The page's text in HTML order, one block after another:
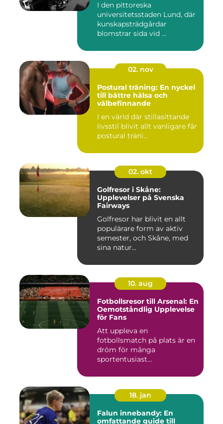
I den pittoreska
universitetsstaden Lund, där
kunskapsträdgårdar
blomstrar sida vid ...
02. nov
Postural träning: En nyckel
till bättre hälsa och
välbefinnande
I en värld där stillasittande
livsstil blivit allt vanligare får
postural träni...
02. okt
Golfresor i Skåne:
Upplevelser på Svenska
Fairways
Golfresor har blivit en allt
populärare form av aktiv
semester, och Skåne, med
sina natur...
10. aug
Fotbollsresor till Arsenal: En
Oemotståndlig Upplevelse
för Fans
Att uppleva en
fotbollsmatch på plats är en
dröm för många
sportentusiast...
18. jan
Falun innebandy: En
omfattande guide till